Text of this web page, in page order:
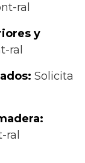
ral
y
ral
Solicita